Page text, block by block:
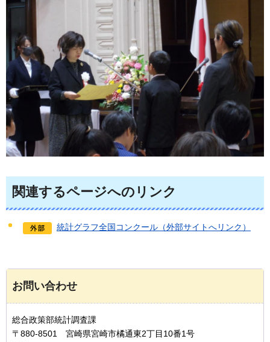
関連するページへのリンク
統計グラフ全国コンクール（外部サイトへリンク）
お問い合わせ
総合政策部統計調査課
〒880-8501 宮崎県宮崎市橘通東2丁目10番1号